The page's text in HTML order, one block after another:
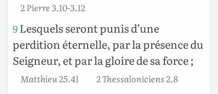
2 Pierre 3.10-3.12
9Lesquels seront punis d’une
perdition éternelle, par la présence du
Seigneur, et par la gloire de sa force ;
Matthieu 25.41
2 Thessaloniciens 2.8